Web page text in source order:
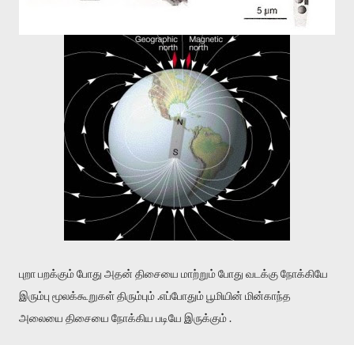
புறா பறக்கும் போது அதன் திசையை மாற்றும் போது வடக்கு நோக்கியே
இரும்பு மூலக்கூறுகள் திரும்பும் .எப்போதும் பூமியின் மின்காந்த
அலையை திசையை நோக்கிய படியே இருக்கும் .